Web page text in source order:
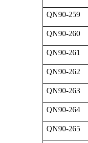
QN90-259
QN90-260
QN90-261
QN90-262
QN90-263
QN90-264
QN90-265